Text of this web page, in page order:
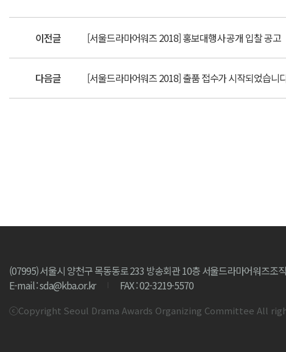
이전글 [서울드라마어워즈 2018] 홍보대행사 공개 입찰 공고
다음글 [서울드라마어워즈 2018] 출품 접수가 시작되었습니
(07995) 서울시 양천구 목동동로 233 방송회관 10층 서울드라마어워즈조
E-mail : sda@kba.or.kr
FAX : 02-3219-5570
ⓒCopyright Seoul Drama Awards Organizing Committee All